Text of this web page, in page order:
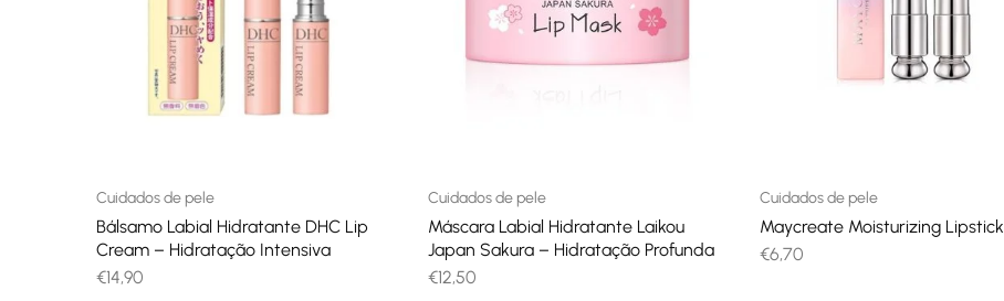
Cuidados de pele
Bálsamo Labial Hidratante DHC Lip
Cream – Hidratação Intensiva
€14,90
Cuidados de pele
Máscara Labial Hidratante Laikou
Japan Sakura – Hidratação Profunda
€12,50
Cuidados de pele
Maycreate Moisturizing Lipstick
€6,70